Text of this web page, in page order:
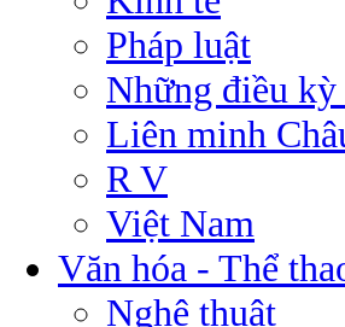
Pháp luật
Những điều kỳ
Liên minh
R V
Việt Nam
Văn hóa - Thể
Nghệ thuật